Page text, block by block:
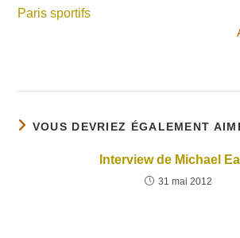
articles
Paris sportifs
VOUS DEVRIEZ ÉGALEMENT
Interview de Michael
31 mai 2012